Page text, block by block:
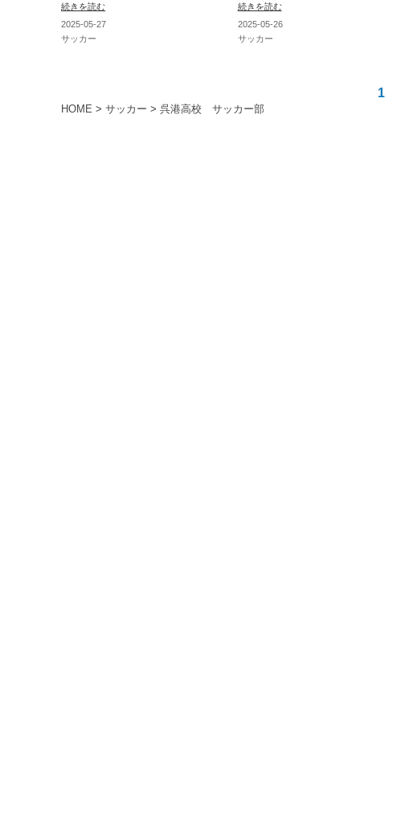
HOME >サッカー >呉港高校 サッカー部
続きを読む
2025-05-27
サッカー
続きを読む
2025-05-26
サッカー
1